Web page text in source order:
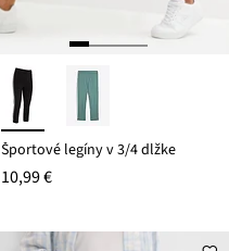
Športové legíny v 3/4 dĺžke
10,99 €